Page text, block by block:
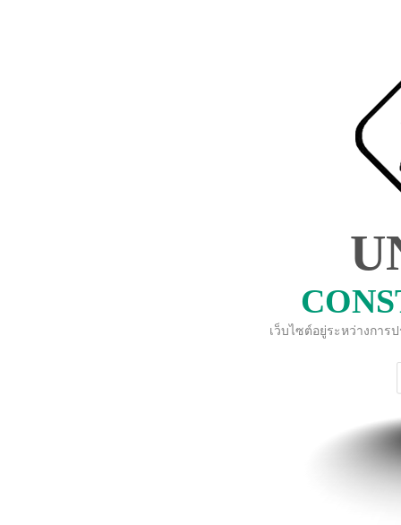
เว็บไซต์อยู่ระหว่างกา